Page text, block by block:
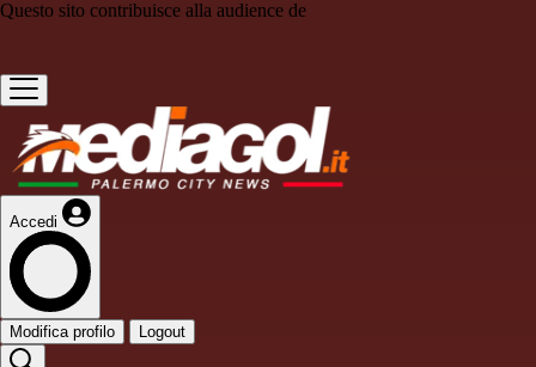
Questo sito contribuisce alla audience de
Accedi
Modifica profilo Logout